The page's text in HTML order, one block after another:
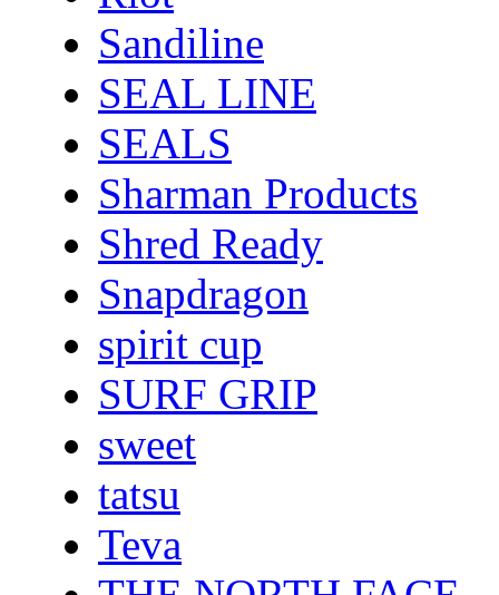
Sandiline
SEAL LINE
SEALS
Sharman Products
Shred Ready
Snapdragon
spirit cup
SURF GRIP
sweet
tatsu
Teva